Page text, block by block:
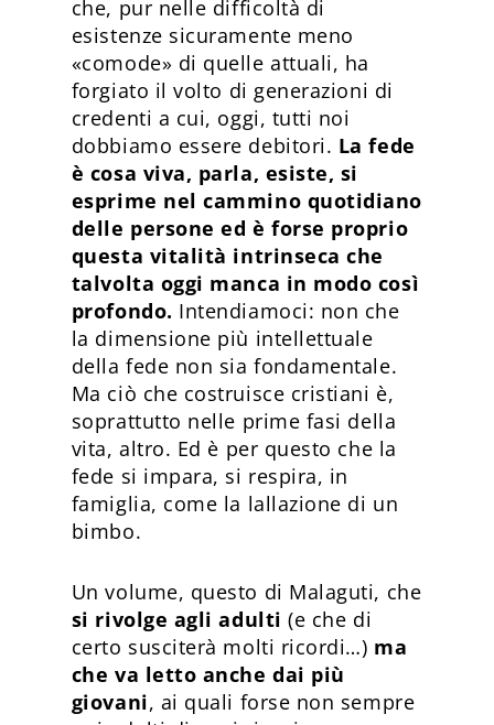
che, pur nelle difficoltà di
esistenze sicuramente meno
«comode» di quelle attuali, ha
forgiato il volto di generazioni di
credenti a cui, oggi, tutti noi
dobbiamo essere debitori. La fede
è cosa viva, parla, esiste, si
esprime nel cammino quotidiano
delle persone ed è forse proprio
questa vitalità intrinseca che
talvolta oggi manca in modo così
profondo. Intendiamoci: non che
la dimensione più intellettuale
della fede non sia fondamentale.
Ma ciò che costruisce cristiani è,
soprattutto nelle prime fasi della
vita, altro. Ed è per questo che la
fede si impara, si respira, in
famiglia, come la lallazione di un
bimbo.
Un volume, questo di Malaguti, che
si rivolge agli adulti (e che di
certo susciterà molti ricordi…) ma
che va letto anche dai più
giovani, ai quali forse non sempre